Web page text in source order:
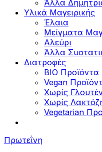
Άλλα
Υλικά Μαγειρικής
Έλαια
Μείγματα
Αλεύρι
Άλλα
Διατροφές
BIO Προϊόντα
Vegan
Χωρίς
Χωρίς
Vegetarian
Πρωτεΐνη